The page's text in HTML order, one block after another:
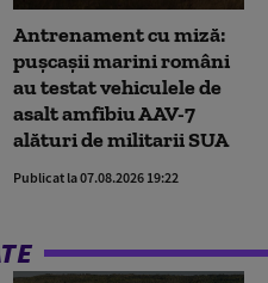
Antrenament cu miză:
pușcașii marini români
au testat vehiculele de
asalt amfibiu AAV-7
alături de militarii SUA
Publicat la 07.08.2026 19:22